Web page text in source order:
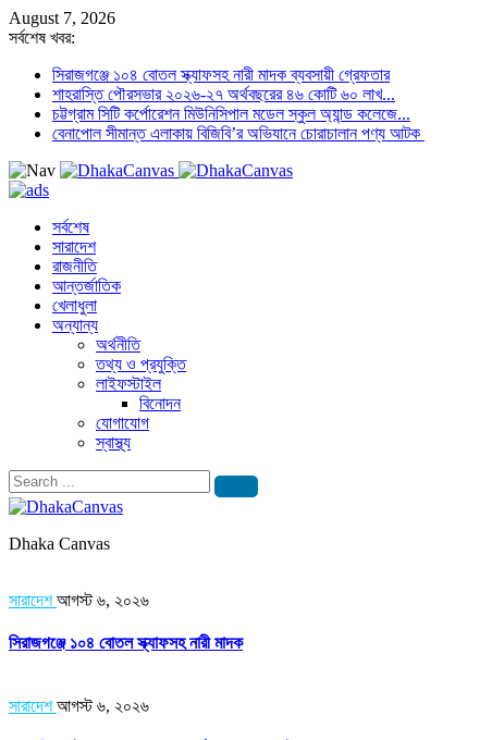
August 7, 2026
সর্বশেষ খবর:
সিরাজগঞ্জে ১০৪ বোতল স্ক্যাফসহ নারী মাদক ব্যবসায়ী গ্রেফতার
শাহরাস্তি পৌরসভার ২০২৬-২৭ অর্থবছরের ৪৬ কোটি ৬০ লাখ...
চট্টগ্রাম সিটি কর্পোরেশন মিউনিসিপাল মডেল স্কুল অ্যান্ড কলেজে...
বেনাপোল সীমান্ত এলাকায় বিজিবি’র অভিযানে চোরাচালান পণ্য আটক
সর্বশেষ
সারাদেশ
রাজনীতি
আন্তর্জাতিক
খেলাধুলা
অন্যান্য
অর্থনীতি
তথ্য ও প্রযুক্তি
লাইফস্টাইল
বিনোদন
যোগাযোগ
স্বাস্থ্য
Dhaka Canvas
সারাদেশ আগস্ট ৬, ২০২৬
সিরাজগঞ্জে ১০৪ বোতল স্ক্যাফসহ নারী মাদক
সারাদেশ আগস্ট ৬, ২০২৬